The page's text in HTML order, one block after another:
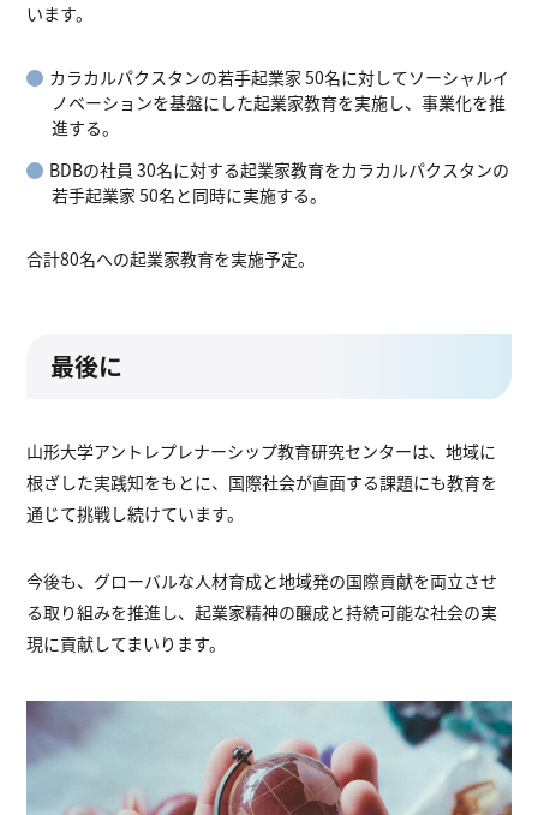
います。
カラカルパクスタンの若手起業家 50名に対してソーシャルイ
ノベーションを基盤にした起業家教育を実施し、事業化を推
進する。
BDBの社員 30名に対する起業家教育をカラカルパクスタンの
若手起業家 50名と同時に実施する。
合計80名への起業家教育を実施予定。
最後に
山形大学アントレプレナーシップ教育研究センターは、地域に
根ざした実践知をもとに、国際社会が直面する課題にも教育を
通じて挑戦し続けています。
今後も、グローバルな人材育成と地域発の国際貢献を両立させ
る取り組みを推進し、起業家精神の醸成と持続可能な社会の実
現に貢献してまいります。